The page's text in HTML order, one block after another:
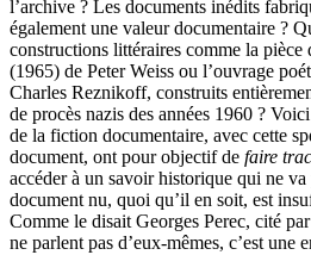
l’archive ? Les documents inédits
également une valeur documentaire ?
constructions littéraires comme la pièce
(1965) de Peter Weiss ou l’ouvrage
Charles Reznikoff, construits
de procès nazis des années 1960 ?
de la fiction documentaire, avec cette
document, ont pour objectif de faire
accéder à un savoir historique qui ne va
document nu, quoi qu’il en soit, est
Comme le disait Georges Perec, cité
ne parlent pas d’eux-mêmes, c’est une